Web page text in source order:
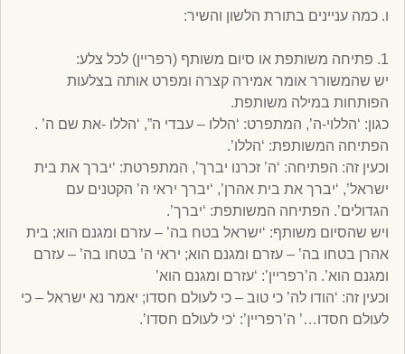
ו. כמה עניינים בתורת הלשון והשיר:
1. פתיחה משותפת או סיום משותף (רפריין) לכל צלע:
יש שהמשורר אומר אמירה קצרה ומפרט אותה בצלעות
הפותחות במילה משותפת.
כגון: ‘הללוי-ה’, המתפרט: ‘הללו – עבדי ה”, ‘הללו -את שם ה’ .
הפתיחה המשותפת: ‘הללו’.
וכעין זה: הפתיחה: ‘ה’ זכרנו יברך’, המתפרטת: ‘יברך את בית
ישראל’, ‘יברך את בית אהרן’, ‘יברך יראי ה’ הקטנים עם
הגדולים’. הפתיחה המשותפת: ‘יברך’.
ויש שהסיום משותף: ‘ישראל בטח בה’ – עזרם ומגנם הוא; בית
אהרן בטחו בה’ – עזרם ומגנם הוא; יראי ה’ בטחו בה’ – עזרם
ומגנם הוא’. ה’רפריין’: ‘עזרם ומגנם הוא’
וכעין זה: ‘הודו לה’ כי טוב – כי לעולם חסדו; יאמר נא ישראל – כי
לעולם חסדו…’ ה’רפריין’: ‘כי לעולם חסדו’.